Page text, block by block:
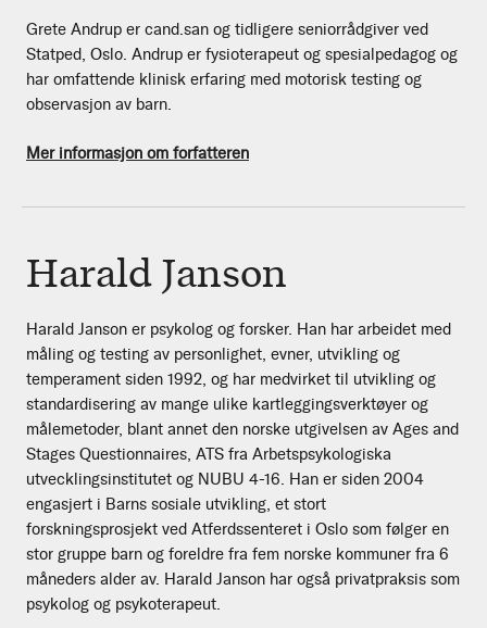
Grete Andrup er cand.san og tidligere seniorrådgiver ved
Statped, Oslo. Andrup er fysioterapeut og spesialpedagog og
har omfattende klinisk erfaring med motorisk testing og
observasjon av barn.
Mer informasjon om forfatteren
Harald Janson
Harald Janson er psykolog og forsker. Han har arbeidet med
måling og testing av personlighet, evner, utvikling og
temperament siden 1992, og har medvirket til utvikling og
standardisering av mange ulike kartleggingsverktøyer og
målemetoder, blant annet den norske utgivelsen av Ages and
Stages Questionnaires, ATS fra Arbetspsykologiska
utvecklingsinstitutet og NUBU 4-16. Han er siden 2004
engasjert i Barns sosiale utvikling, et stort
forskningsprosjekt ved Atferdssenteret i Oslo som følger en
stor gruppe barn og foreldre fra fem norske kommuner fra 6
måneders alder av. Harald Janson har også privatpraksis som
psykolog og psykoterapeut.